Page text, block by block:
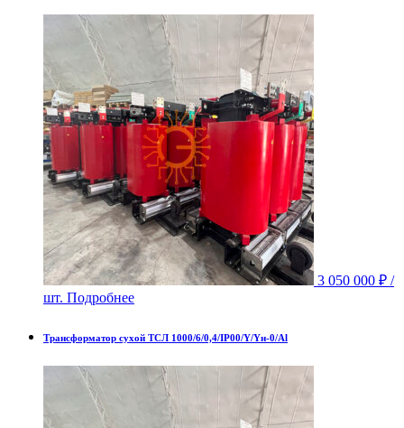
3 050 000 ₽ /
шт. Подробнее
Трансформатор сухой ТСЛ 1000/6/0,4/IP00/Y/Yн-0/Al